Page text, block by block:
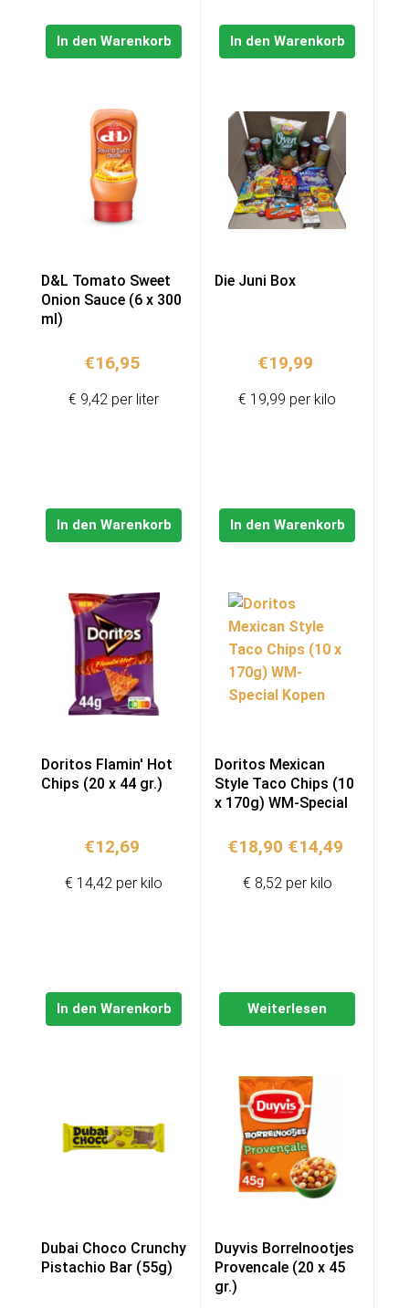
In den Warenkorb In den Warenkorb
D&L Tomato Sweet
Onion Sauce (6 x 300
ml)
€16,95
In den Warenkorb
€ 9,42 per liter
Die Juni Box
€19,99
In den Warenkorb
€ 19,99 per kilo
Do­ri­tos Flamin' Hot
Chips (20 x 44 gr.)
€12,69
In den Warenkorb
€ 14,42 per kilo
Doritos Mexican
Style Taco Chips (10
x 170g) WM-Special
€18,90 Ursprünglicher
war:
€14,49
Weiterlesen
€ 8,52 per kilo
Dubai Choco Crunchy
Pistachio Bar (55g)
Duyvis Borrelnootjes
Provencale (20 x 45
gr.)